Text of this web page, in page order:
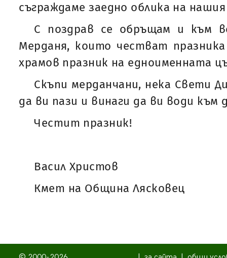
съграждаме заедно облика на нашия
С поздрав се обръщам и към
Мерданя, които честват
храмов празник на едноименната
Скъпи мерданчани, нека Свети
да ви пази и винаги да ви води към
Честит празник!
Васил Христов
Кмет на Община Лясковец